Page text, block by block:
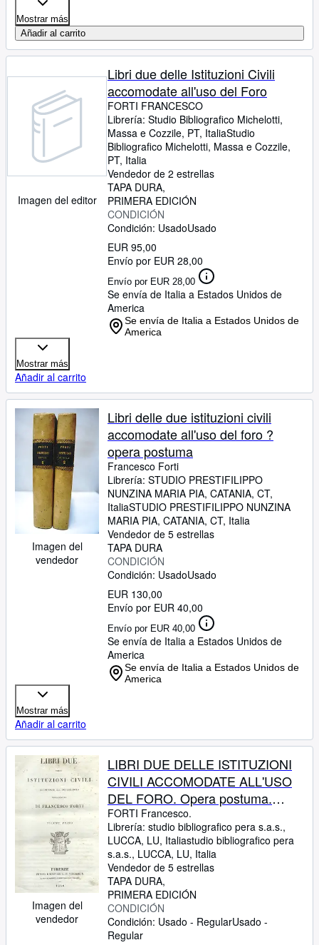
Mostrar más
Añadir al carrito
Imagen del editor
Libri due delle Istituzioni Civili
accomodate all'uso del Foro
FORTI FRANCESCO
Librería: Studio Bibliografico Michelotti,
Massa e Cozzile, PT, ItaliaStudio
Bibliografico Michelotti, Massa e Cozzile,
PT, Italia
Vendedor de 2 estrellas
TAPA DURA
PRIMERA EDICIÓN
CONDICIÓN
Condición: UsadoUsado
EUR 95,00
Envío por EUR 28,00
Envío por EUR 28,00
Se envía de Italia a Estados Unidos de
America
Se envía de Italia a Estados Unidos de
America
Mostrar más
Añadir al carrito
Imagen del
vendedor
Libri delle due istituzioni civili
accomodate all'uso del foro ?
opera postuma
Francesco Forti
Librería: STUDIO PRESTIFILIPPO
NUNZINA MARIA PIA, CATANIA, CT,
ItaliaSTUDIO PRESTIFILIPPO NUNZINA
MARIA PIA, CATANIA, CT, Italia
Vendedor de 5 estrellas
TAPA DURA
CONDICIÓN
Condición: UsadoUsado
EUR 130,00
Envío por EUR 40,00
Envío por EUR 40,00
Se envía de Italia a Estados Unidos de
America
Se envía de Italia a Estados Unidos de
America
Mostrar más
Añadir al carrito
Imagen del
vendedor
LIBRI DUE DELLE ISTITUZIONI
CIVILI ACCOMODATE ALL'USO
DEL FORO. Opera postuma.
1840-1841.
FORTI Francesco.
Librería: studio bibliografico pera s.a.s.,
LUCCA, LU, Italiastudio bibliografico pera
s.a.s., LUCCA, LU, Italia
Vendedor de 5 estrellas
TAPA DURA
PRIMERA EDICIÓN
CONDICIÓN
Condición: Usado - RegularUsado -
Regular